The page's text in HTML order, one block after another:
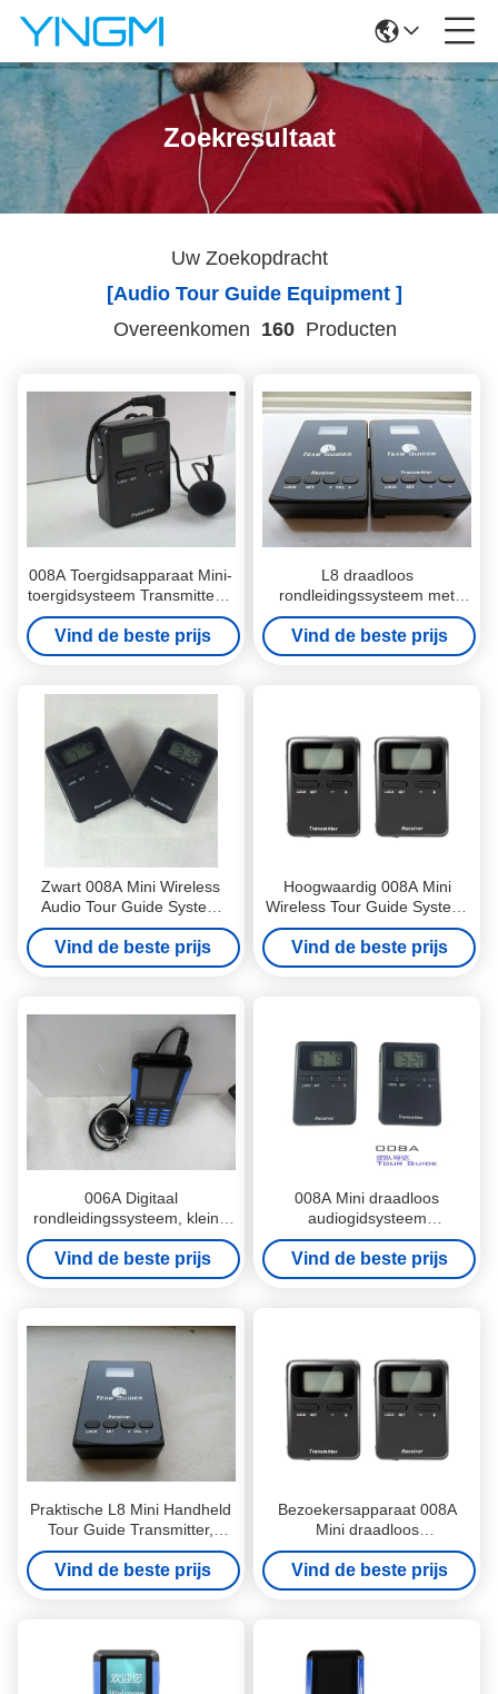
Zoekresultaat
Uw Zoekopdracht
[audio Tour Guide Equipment ]
Overeenkomen 160Producten
008A Toergidsapparaat Mini-
toergidsysteem Transmitter &
Receiver voor musea
Vind de beste prijs
L8 draadloos
rondleidingssysteem met
AAA-batterij, Audio
rondleidingssysteem
Vind de beste prijs
Zwart 008A Mini Wireless
Audio Tour Guide System
zender en ontvanger
Vind de beste prijs
Hoogwaardig 008A Mini
Wireless Tour Guide System,
Travel Audio Guide
Equipment
Vind de beste prijs
006A Digitaal
rondleidingssysteem, klein /
licht audiogidsysteem
Vind de beste prijs
008A Mini draadloos
audiogidsysteem
Audiotoerapparatuur voor
musea / landschappen
Vind de beste prijs
Praktische L8 Mini Handheld
Tour Guide Transmitter,
Zwart Draadloos
Vertalingssysteem
Vind de beste prijs
Bezoekersapparaat 008A
Mini draadloos
rondleidingssysteem voor
musea / landschappen
Vind de beste prijs